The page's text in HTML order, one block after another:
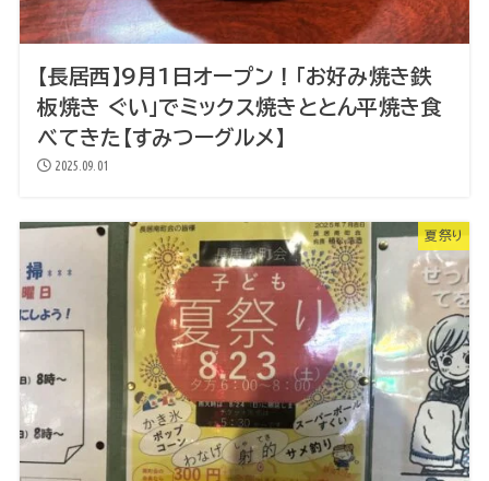
【長居西】9月1日オープン！「お好み焼き鉄
板焼き ぐい」でミックス焼きととん平焼き食
べてきた【すみつーグルメ】
2025.09.01
夏祭り